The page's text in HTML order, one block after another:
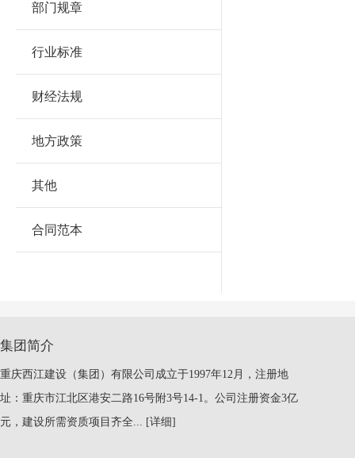
部门规章
行业标准
财经法规
地方政策
其他
合同范本
集团简介
重庆西江建设（集团）有限公司成立于1997年12月，注册地
址：重庆市江北区港安二路16号附3号14-1。公司注册资金3亿
元，建设所需资质项目齐全... [详细]